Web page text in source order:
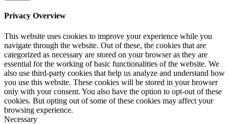
Privacy Overview
This website uses cookies to improve your experience while you
navigate through the website. Out of these, the cookies that are
categorized as necessary are stored on your browser as they are
essential for the working of basic functionalities of the website. We
also use third-party cookies that help us analyze and understand how
you use this website. These cookies will be stored in your browser
only with your consent. You also have the option to opt-out of these
cookies. But opting out of some of these cookies may affect your
browsing experience.
Necessary